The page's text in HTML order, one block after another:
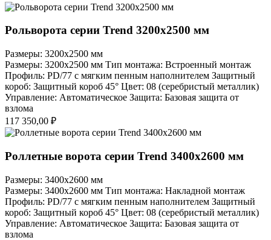
Рольворота серии Trend 3200x2500 мм
Размеры: 3200x2500 мм
Размеры: 3200x2500 мм Тип монтажа: Встроенный монтаж
Профиль: PD/77 c мягким пенным наполнителем Защитный
короб: Защитный короб 45° Цвет: 08 (серебристый металлик)
Управление: Автоматическое Защита: Базовая защита от
взлома
117 350,00 ₽
Роллетные ворота серии Trend 3400x2600 мм
Размеры: 3400x2600 мм
Размеры: 3400x2600 мм Тип монтажа: Накладной монтаж
Профиль: PD/77 c мягким пенным наполнителем Защитный
короб: Защитный короб 45° Цвет: 08 (серебристый металлик)
Управление: Автоматическое Защита: Базовая защита от
взлома